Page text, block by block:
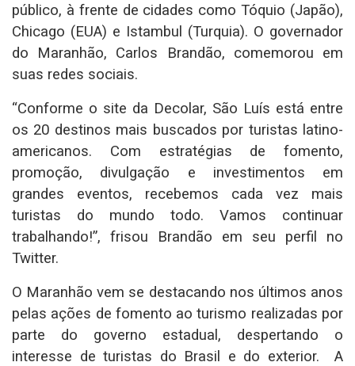
público, à frente de cidades como Tóquio (Japão),
Chicago (EUA) e Istambul (Turquia). O governador
do Maranhão, Carlos Brandão, comemorou em
suas redes sociais.
“Conforme o site da Decolar, São Luís está entre
os 20 destinos mais buscados por turistas latino-
americanos. Com estratégias de fomento,
promoção, divulgação e investimentos em
grandes eventos, recebemos cada vez mais
turistas do mundo todo. Vamos continuar
trabalhando!”, frisou Brandão em seu perfil no
Twitter.
O Maranhão vem se destacando nos últimos anos
pelas ações de fomento ao turismo realizadas por
parte do governo estadual, despertando o
interesse de turistas do Brasil e do exterior. A